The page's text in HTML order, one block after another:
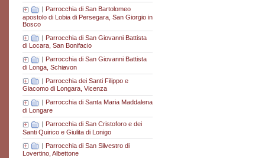
Parrocchia di San Bartolomeo
apostolo di Lobia di Persegara, San Giorgio in
Bosco
| Parrocchia di San Giovanni Battista
di Locara, San Bonifacio
Parrocchia di San Giovanni Battista
di Longa, Schiavon
| Parrocchia dei Santi Filippo e
Giacomo di Longara, Vicenza
Parrocchia di Santa Maria Maddalena
di Longare
| Parrocchia di San Cristoforo e dei
Santi Quirico e Giulita di Lonigo
| Parrocchia di San Silvestro di
Lovertino, Albettone